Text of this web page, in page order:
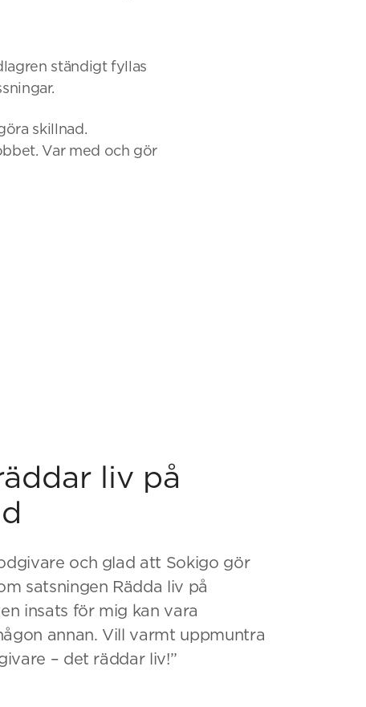
ständigt fyllas
skillnad.
Var med och gör
liv på
och glad att Sokigo gör
satsningen Rädda liv på
insats för mig kan vara
annan. Vill varmt uppmuntra
– det räddar liv!”